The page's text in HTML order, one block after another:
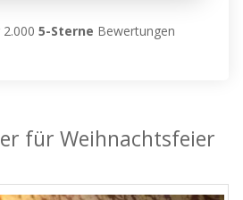
2.0005-Sterne Bewertungen
für Weihnachtsfeier